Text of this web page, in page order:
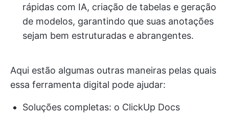
rápidas com IA, criação de tabelas e geração
de modelos, garantindo que suas anotações
sejam bem estruturadas e abrangentes.
Aqui estão algumas outras maneiras pelas quais
essa ferramenta digital pode ajudar:
Soluções completas: o ClickUp Docs